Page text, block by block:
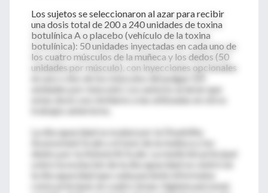
Los sujetos se seleccionaron al azar para recibir
una dosis total de 200 a 240 unidades de toxina
botulínica A o placebo (vehículo de la toxina
botulínica): 50 unidades inyectadas en cada uno de
los cuatro músculos de la muñeca y los dedos (50
unidades por músculo), con inyecciones opcionales
unidades por músculo). Los autores aclaran que
La discapacidad se evaluó por la Disability
Assessment Scale y el tono de la muñeca y los
dedos por la Ashworth Scale. La medición principal
sobre la evolución de la discapacidad se centró en
como principal, en cuatro áreas: higiene personal,